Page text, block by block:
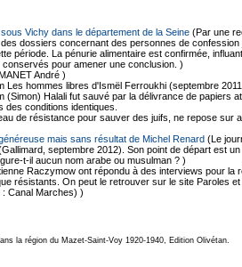
Vichy dans le département de la Seine (Par une
dossiers concernant des personnes de
période. La pénurie alimentaire est confirmée,
pour amener une conclusion. )
André )
Les hommes libres d'Ismël Ferroukhi (septembre
Halali fut sauvé par la délivrance de papiers
conditions identiques.
de résistance pour sauver des juifs, ne repose sur
mais sans résultat de Michel Renard (Le
septembre 2012). Son point de départ est
t-il aucun nom arabe ou musulman ? )
Raczymow ont répondu à des interviews pour la
résistants. On peut le retrouver sur le site Paroles
Canal Marches) )
la région du Mazet-Saint-Voy 1920-1940, Edition Olivétan.